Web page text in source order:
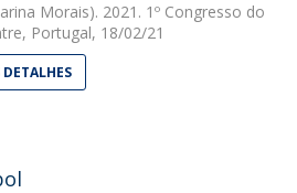
Morais). 2021. 1º Congresso do
Portugal, 18/02/21
DETALHES